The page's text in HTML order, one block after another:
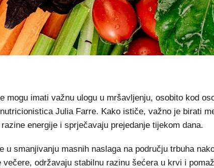
mogu imati važnu ulogu u mršavljenju, osobito kod
Julia Farre. Kako ističe, važno je birati
energije i sprječavaju prejedanje tijekom dana.
u smanjivanju masnih naslaga na području trbuha
večere, održavaju stabilnu razinu šećera u krvi i